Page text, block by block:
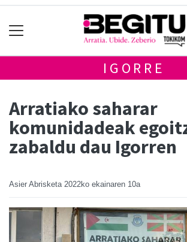
IGORRE
Arratiako saharar
komunidadeak
zabaldu dau Igorren
Asier Abrisketa 2022ko ekainaren 10a